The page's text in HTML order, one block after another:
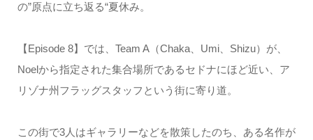
の”原点に立ち返る“夏休み。
【Episode 8】では、Team A（Chaka、Umi、Shizu）が、
Noelから指定された集合場所であるセドナにほど近い、ア
リゾナ州フラッグスタッフという街に寄り道。
この街で3人はギャラリーなどを散策したのち、ある名作が